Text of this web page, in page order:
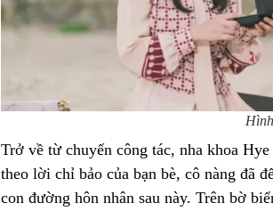
Trở về từ chuyến công tác, nha khoa
theo lời chỉ bảo của bạn bè, cô nàng đã
con đường hôn nhân sau này. Trên bờ